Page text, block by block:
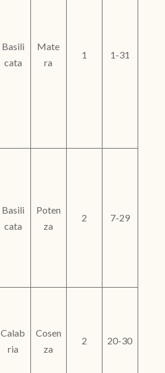
Basili
cata
Mate
ra
1 1-31
Basili
cata
Poten
za
2 7-29
Calab
ria
Cosen
za
2 20-30